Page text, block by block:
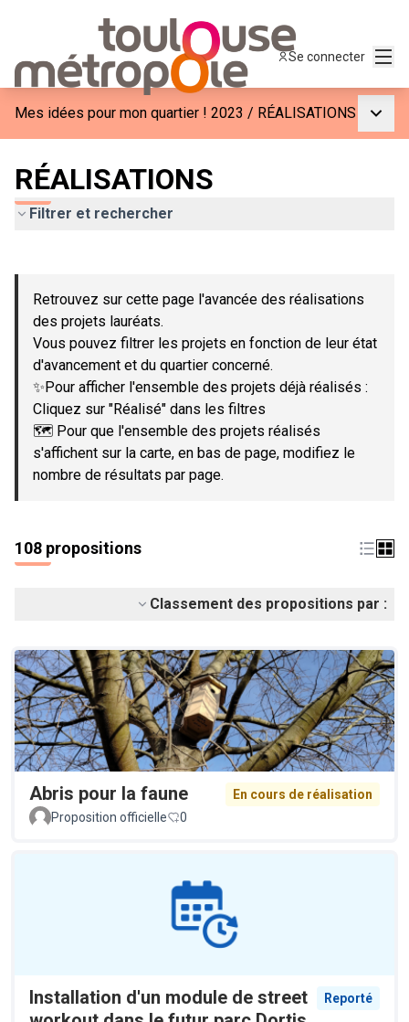
Se connecter
Mes idées pour mon quartier ! 2023 / RÉALISATIONS
RÉALISATIONS
Filtrer et rechercher
−
Retrouvez sur cette page l'avancée des réalisations
des projets lauréats.
Vous pouvez filtrer les projets en fonction de leur état
d'avancement et du quartier concerné.
✨Pour afficher l'ensemble des projets déjà réalisés :
Cliquez sur "Réalisé" dans les filtres
🗺️ Pour que l'ensemble des projets réalisés
s'affichent sur la carte, en bas de page, modifiez le
nombre de résultats par page.
108 propositions
Classement des propositions par :
Abris pour la faune
En cours de réalisation
Proposition officielle
0
Installation d'un module de street
Reporté